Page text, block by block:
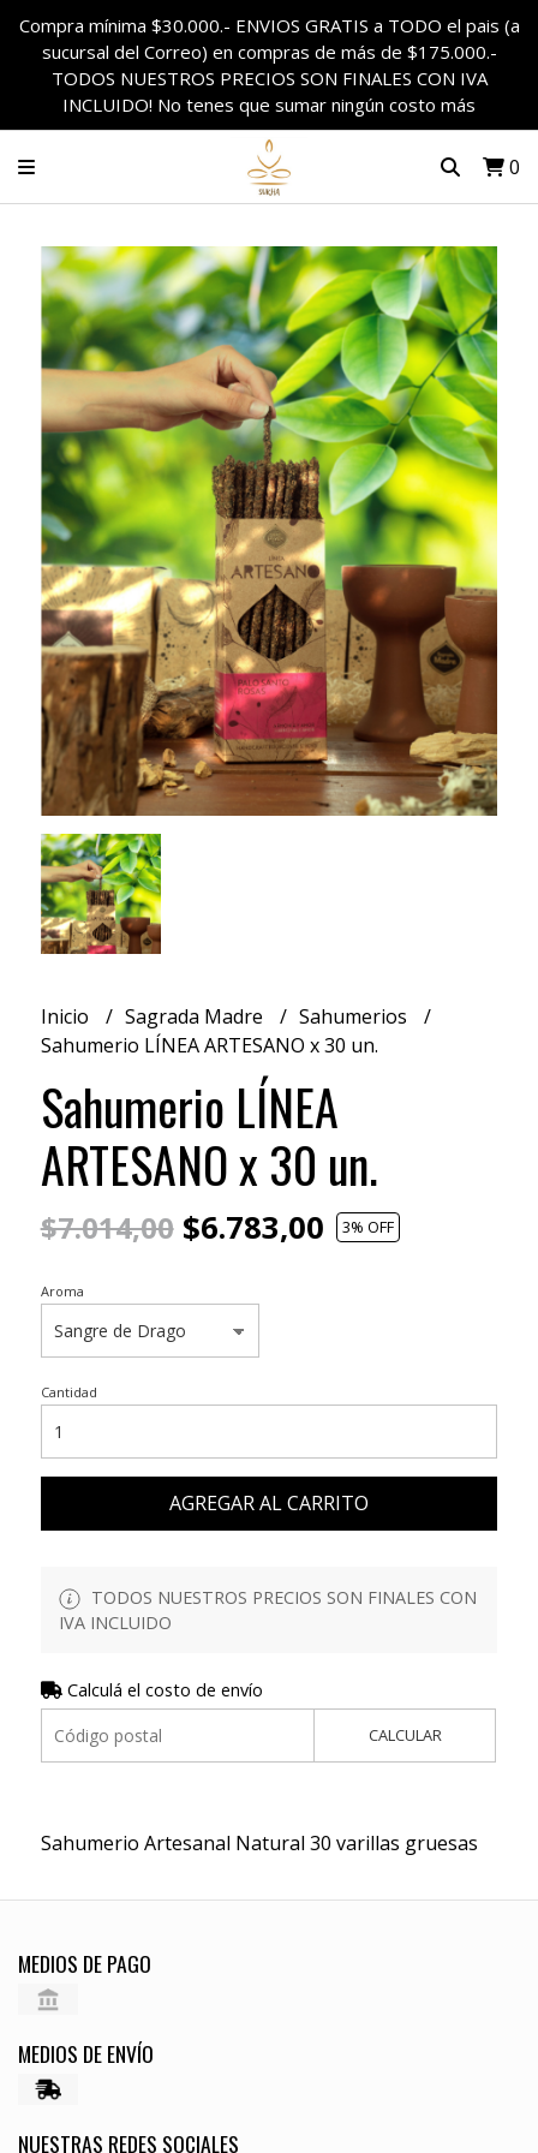
Compra mínima $30.000.- ENVIOS GRATIS a TODO el pais (a
sucursal del Correo) en compras de más de $175.000.-
TODOS NUESTROS PRECIOS SON FINALES CON IVA
INCLUIDO! No tenes que sumar ningún costo más
0
Inicio Sagrada Madre
Sahumerios
Sahumerio LÍNEA ARTESANO x 30 un.
Sahumerio LÍNEA
ARTESANO x 30 un.
$7.014,00$6.783,00 3% OFF
Aroma
Cantidad
AGREGAR AL CARRITO
TODOS NUESTROS PRECIOS SON FINALES CON
IVA INCLUIDO
Calculá el costo de envío
CALCULAR
Sahumerio Artesanal Natural 30 varillas gruesas
MEDIOS DE PAGO
MEDIOS DE ENVÍO
NUESTRAS REDES SOCIALES